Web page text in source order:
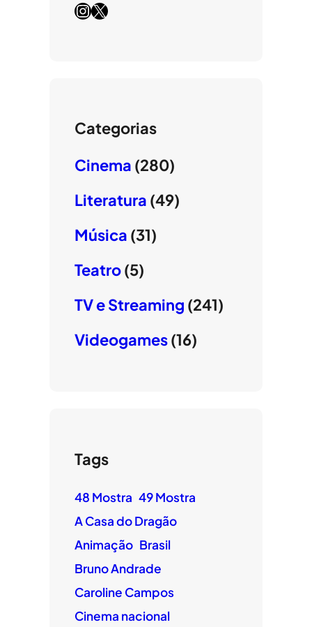
InstagramX
Categorias
Cinema (280)
Literatura (49)
Música (31)
Teatro(5)
TV e Streaming (241)
Videogames(16)
Tags
48 Mostra 49 Mostra
A Casa do Dragão
Animação Brasil
Bruno Andrade
Caroline Campos
Cinema nacional